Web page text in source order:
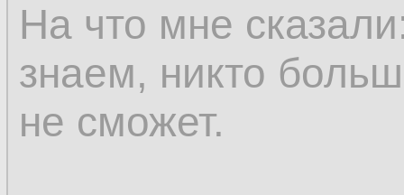
На что мне
знаем, никто
не сможет.